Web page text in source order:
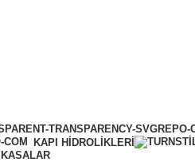
KAPI HIDROLIKLERI
KASALAR